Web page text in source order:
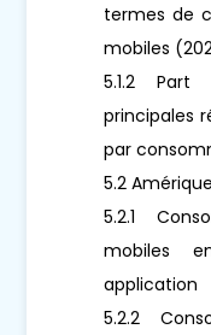
termes de
mobiles
5.1.2
principales
par
5.2
5.2.1
mobiles
application
5.2.2